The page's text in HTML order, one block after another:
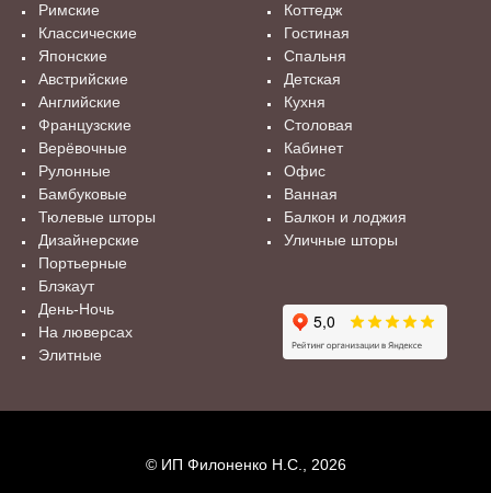
Римские
Классические
Японские
Австрийские
Английские
Французские
Верёвочные
Рулонные
Бамбуковые
Тюлевые шторы
Дизайнерские
Портьерные
Блэкаут
День-Ночь
На люверсах
Элитные
Коттедж
Гостиная
Спальня
Детская
Кухня
Столовая
Кабинет
Офис
Ванная
Балкон и лоджия
Уличные шторы
© ИП Филоненко Н.С., 2026